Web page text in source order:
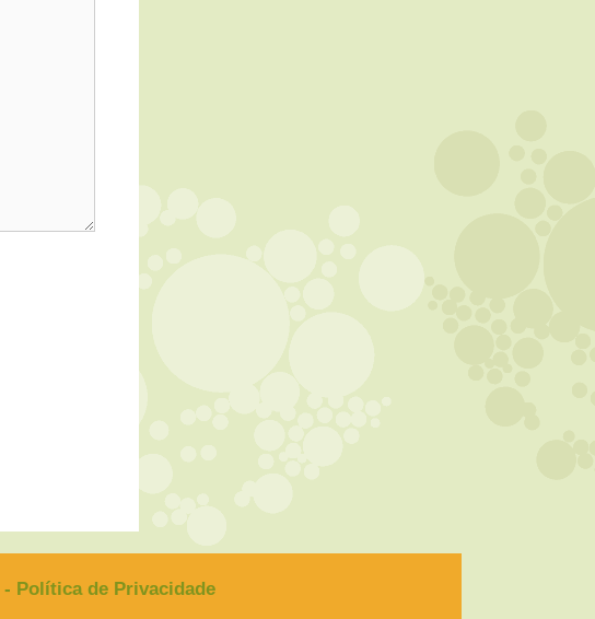
- Política de Privacidade